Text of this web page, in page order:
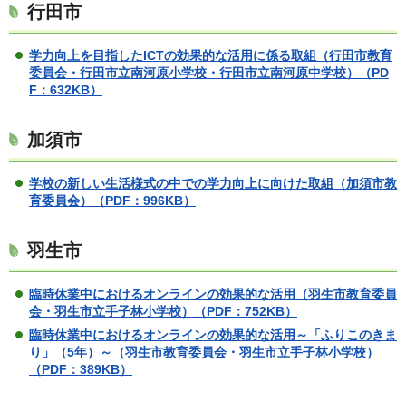
行田市
学力向上を目指したICTの効果的な活用に係る取組（行田市教育
委員会・行田市立南河原小学校・行田市立南河原中学校）
（PD
F：632KB）
加須市
学校の新しい生活様式の中での学力向上に向けた取組（加須市教
育委員会）
（PDF：996KB）
羽生市
臨時休業中におけるオンラインの効果的な活用（羽生市教育委員
会・羽生市立手子林小学校）
（PDF：752KB）
臨時休業中におけるオンラインの効果的な活用～「ふりこのきま
り」（5年）～（羽生市教育委員会・羽生市立手子林小学校）
（PDF：389KB）